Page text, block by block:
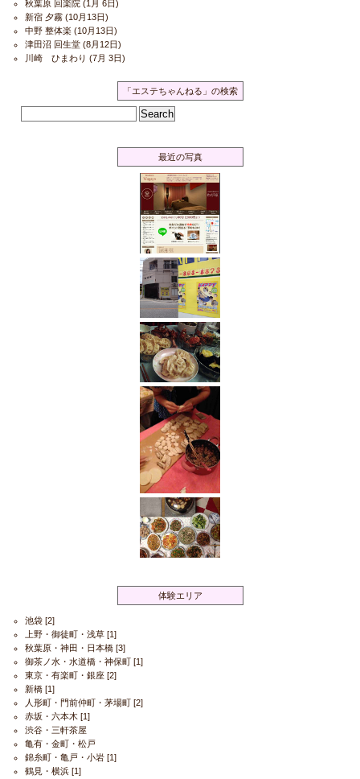
秋葉原 回楽院 (1月 6日)
新宿 夕霧 (10月13日)
中野 整体楽 (10月13日)
津田沼 回生堂 (8月12日)
川崎 ひまわり (7月 3日)
「エステちゃんねる」の検索
最近の写真
体験エリア
池袋 [2]
上野・御徒町・浅草 [1]
秋葉原・神田・日本橋 [3]
御茶ノ水・水道橋・神保町 [1]
東京・有楽町・銀座 [2]
新橋 [1]
人形町・門前仲町・茅場町 [2]
赤坂・六本木 [1]
渋谷・三軒茶屋
亀有・金町・松戸
錦糸町・亀戸・小岩 [1]
鶴見・横浜 [1]